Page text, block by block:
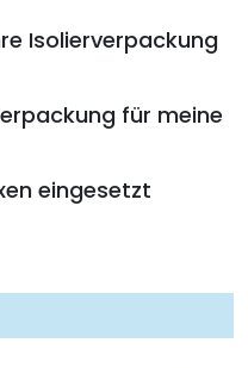
Isolierverpackung
für meine
eingesetzt